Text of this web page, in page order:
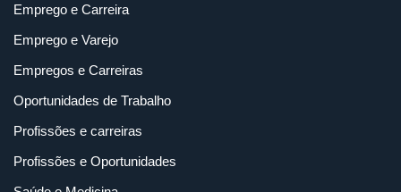
Emprego e Carreira
Emprego e Varejo
Empregos e Carreiras
Oportunidades de Trabalho
Profissões e carreiras
Profissões e Oportunidades